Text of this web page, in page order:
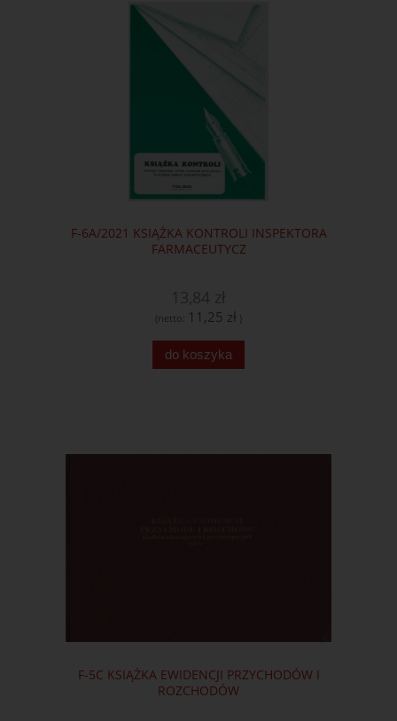
F-6A/2021 KSIĄŻKA KONTROLI INSPEKTORA
FARMACEUTYCZ
(netto: 11,25 zł )
do koszyka
F-5C KSIĄŻKA EWIDENCJI PRZYCHODÓW I
ROZCHODÓW